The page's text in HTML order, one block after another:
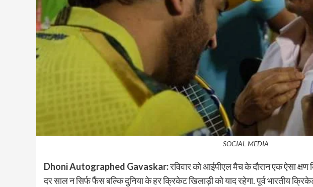
SOCIAL MEDIA
Dhoni Autographed Gavaskar:रविवार को आईपीएल मैच के दौरान एक ऐसा
दर साल न सिर्फ फैंस बल्कि दुनिया के हर क्रिकेट खिलाड़ी को याद रहेगा. पूर्व भारतीय